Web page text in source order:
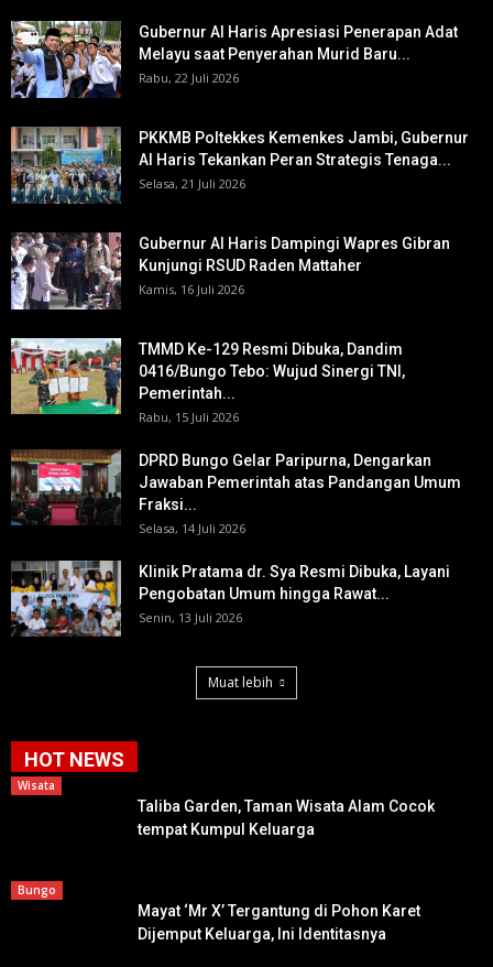
Gubernur Al Haris Apresiasi Penerapan Adat
Melayu saat Penyerahan Murid Baru...
Rabu, 22 Juli 2026
PKKMB Poltekkes Kemenkes Jambi, Gubernur
Al Haris Tekankan Peran Strategis Tenaga...
Selasa, 21 Juli 2026
Gubernur Al Haris Dampingi Wapres Gibran
Kunjungi RSUD Raden Mattaher
Kamis, 16 Juli 2026
TMMD Ke-129 Resmi Dibuka, Dandim
0416/Bungo Tebo: Wujud Sinergi TNI,
Pemerintah...
Rabu, 15 Juli 2026
DPRD Bungo Gelar Paripurna, Dengarkan
Jawaban Pemerintah atas Pandangan Umum
Fraksi...
Selasa, 14 Juli 2026
Klinik Pratama dr. Sya Resmi Dibuka, Layani
Pengobatan Umum hingga Rawat...
Senin, 13 Juli 2026
Muat lebih
HOT NEWS
Wisata
Taliba Garden, Taman Wisata Alam Cocok
tempat Kumpul Keluarga
Bungo
Mayat ‘Mr X’ Tergantung di Pohon Karet
Dijemput Keluarga, Ini Identitasnya